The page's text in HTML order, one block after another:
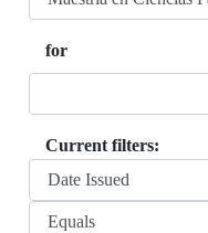
for
Current filters: